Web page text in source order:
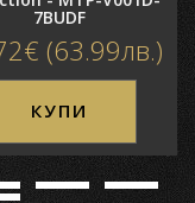
Минерал
кристал
7BUDF
(63.99лв.)
КУПИ